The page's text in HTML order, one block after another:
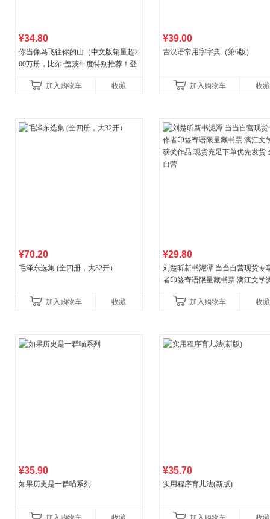
¥34.80
你当像鸟飞往你的山（中文版销量超2
00万册，比尔·盖茨年度特别推荐！登
比你听说的还要
加入购物车 收藏
¥39.00
古汉语常用字字典（第6版）
加入购物车 收藏
¥70.20
毛泽东选集 (全四册，大32开）
加入购物车 收藏
¥29.80
刘楚昕新书泥潭 当当自营现货专
者印签寄语限量藏书票 漓江文学
加入购物车 收藏
¥35.90
如果历史是一群喵系列
¥35.70
实用程序育儿法(新版)